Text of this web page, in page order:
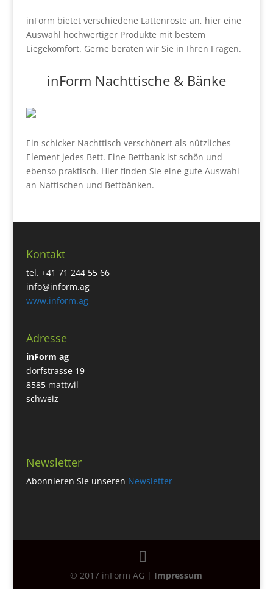
inForm bietet verschiedene Lattenroste an, hier eine
Auswahl hochwertiger Produkte mit bestem
Liegekomfort. Gerne beraten wir Sie in Ihren Fragen.
inForm Nachttische & Bänke
Ein schicker Nachttisch verschönert als nützliches
Element jedes Bett. Eine Bettbank ist schön und
ebenso praktisch. Hier finden Sie eine gute Auswahl
an Nattischen und Bettbänken.
Kontakt
tel. +41 71 244 55 66
info@inform.ag
www.inform.ag
Adresse
inForm ag
dorfstrasse 19
8585 mattwil
schweiz
Newsletter
Abonnieren Sie unseren Newsletter
© 2017 inForm AG | Impressum